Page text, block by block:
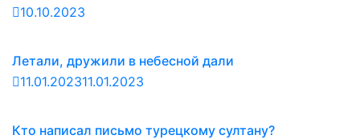
10.10.2023
Летали, дружили в небесной дали
11.01.202311.01.2023
Кто написал письмо турецкому султану?